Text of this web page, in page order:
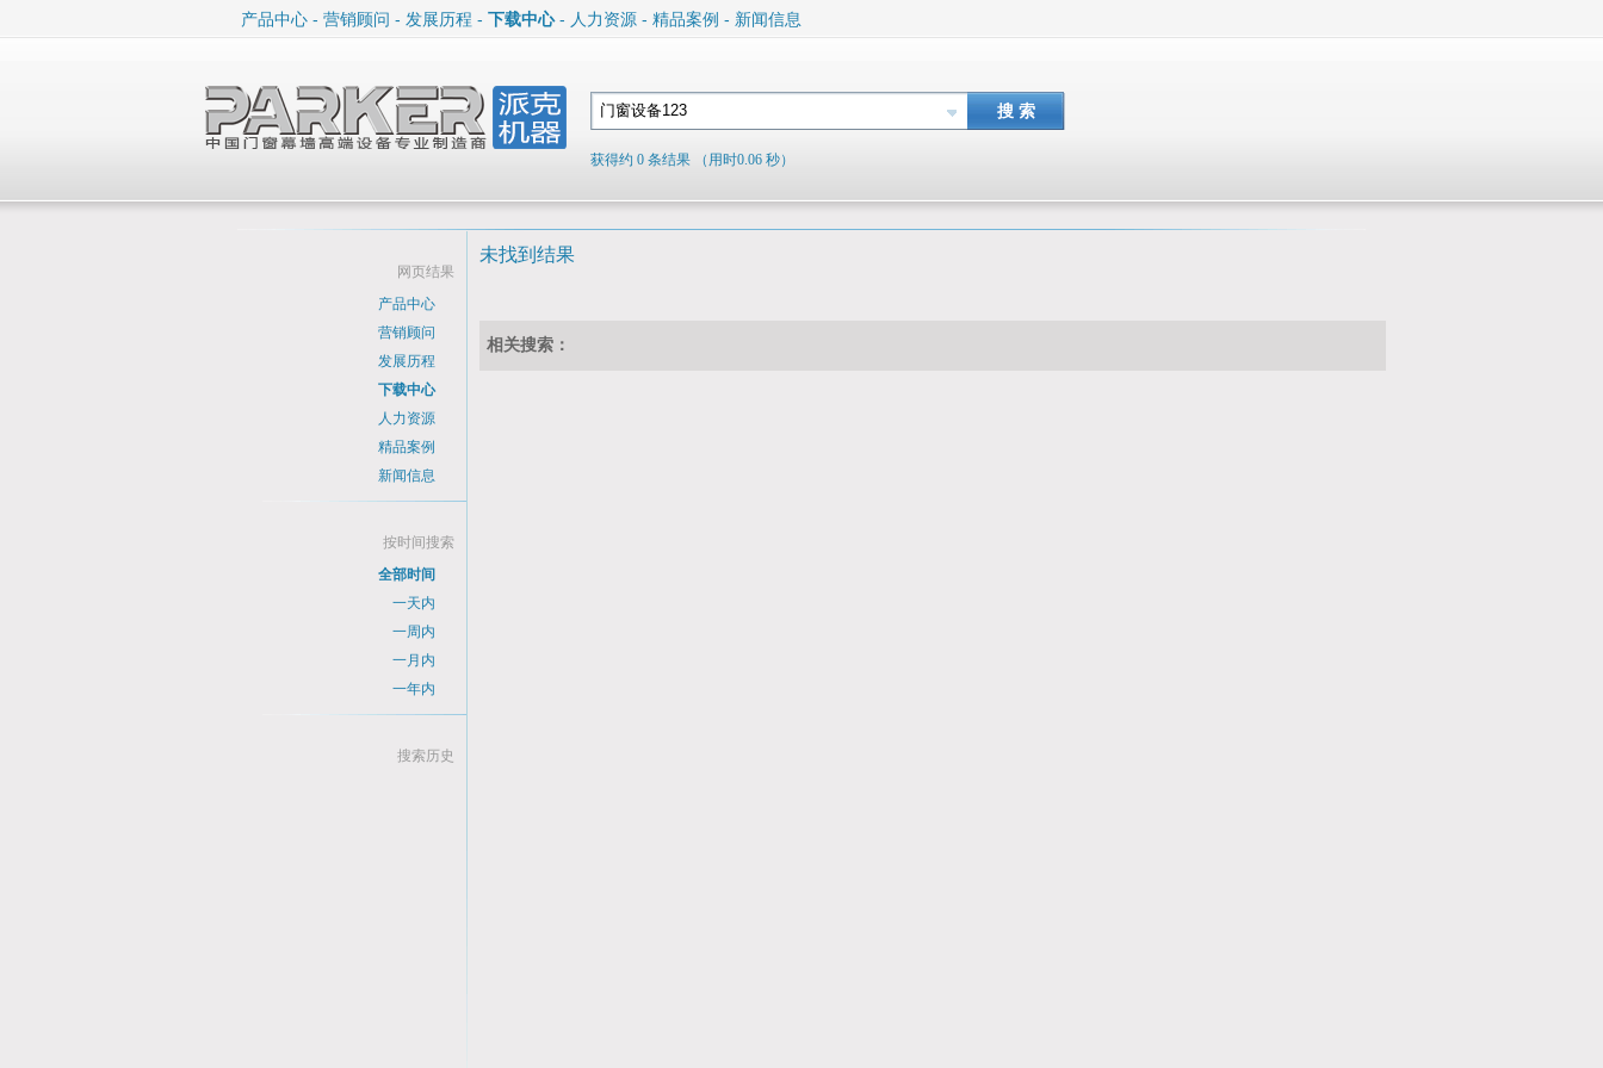
产品中心 - 营销顾问 - 发展历程 - 下载中心- 人力资源 - 精品案例 - 新闻信息
获得约 0 条结果 （用时0.06 秒）
网页结果
产品中心
营销顾问
发展历程
下载中心
人力资源
精品案例
新闻信息
按时间搜索
全部时间
一天内
一周内
一月内
一年内
搜索历史
未找到结果
相关搜索：